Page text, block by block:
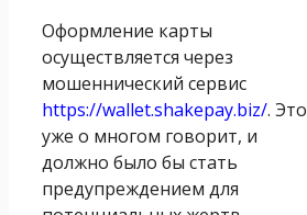
Оформление карты
осуществляется через
мошеннический сервис
https://wallet.shakepay.biz/. Это
уже о многом говорит, и
должно было бы стать
предупреждением для